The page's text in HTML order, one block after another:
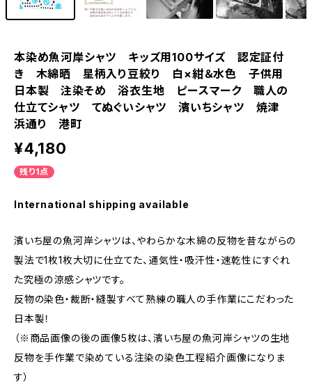
本染め魚河岸シャツ キッズ用100サイズ 認定証付
き 木綿晒 星柄入り豆絞り 白×紺＆水色 子供用
日本製 注染そめ 浴衣生地 ピースマーク 職人の
仕立てシャツ てぬぐいシャツ 濱いちシャツ 焼津
浜通り 港町
¥4,180
残り1点
International shipping available
濱いち屋の魚河岸シャツは、やわらかな木綿の反物を昔ながらの
製法で1枚1枚大切に仕立てた、通気性・吸汗性・速乾性にすぐれ
た究極の涼感シャツです。
反物の染色・裁断・縫製すべて熟練の職人の手作業にこだわった
日本製！
（※商品画像の後の画像5枚は、濱いち屋の魚河岸シャツの生地
反物を手作業で染めている注染の染色工程紹介画像になりま
す）